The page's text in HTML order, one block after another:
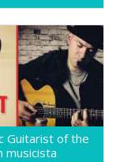
Guitarist of the
musicista